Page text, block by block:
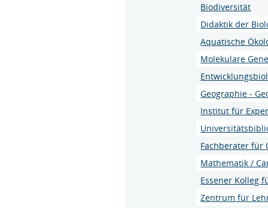
Biodiversität
Didaktik der
Aquatische
Molekulare
Geographie -
Institut für
Fachberater für
Mathematik /
Essener Kolleg
Zentrum für